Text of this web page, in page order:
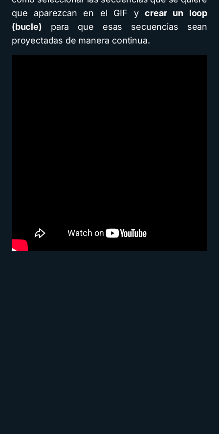
que aparezcan en el GIF ycrear un loop
(bucle) para que esas secuencias sean
proyectadas de manera continua.